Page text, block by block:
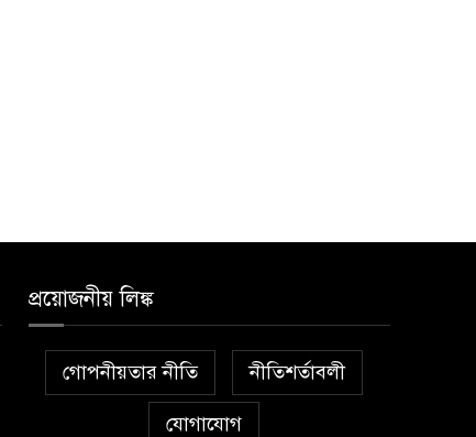
প্রয়োজনীয় লিঙ্ক
গোপনীয়তার নীতি নীতিশর্তাবলী
যোগাযোগ